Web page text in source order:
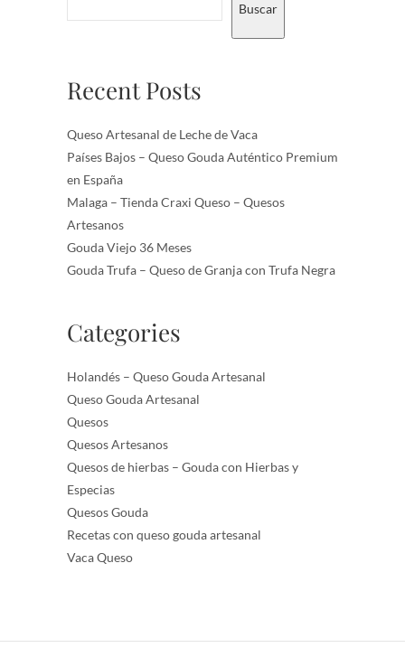
Buscar
Recent Posts
Queso Artesanal de Leche de Vaca
Países Bajos – Queso Gouda Auténtico Premium
en España
Malaga – Tienda Craxi Queso – Quesos
Artesanos
Gouda Viejo 36 Meses
Gouda Trufa – Queso de Granja con Trufa Negra
Categories
Holandés – Queso Gouda Artesanal
Queso Gouda Artesanal
Quesos
Quesos Artesanos
Quesos de hierbas – Gouda con Hierbas y
Especias
Quesos Gouda
Recetas con queso gouda artesanal
Vaca Queso